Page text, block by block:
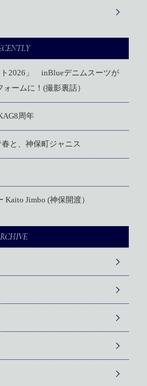
2026」 inBlueデニムスーツが
ームに！(撮影裏話）
周年
春と、神保町ジャニス
Jimbo (神保開渡）